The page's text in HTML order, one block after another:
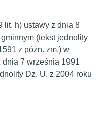
lit. h) ustawy z dnia 8
(tekst jednolity
z późn. zm.) w
dnia 7 września 1991
Dz. U. z 2004 roku